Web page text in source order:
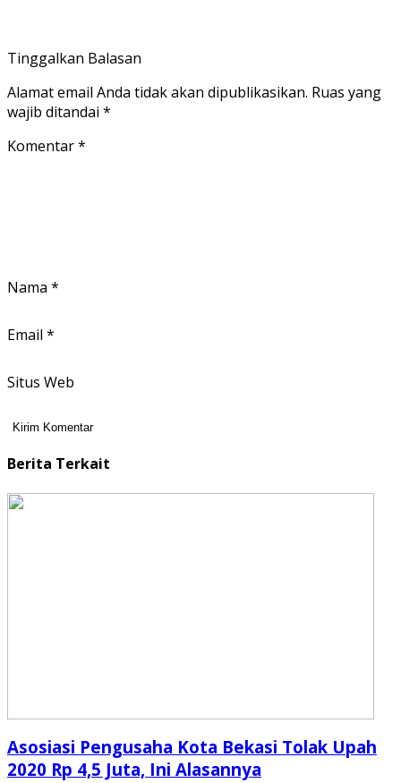
Tinggalkan Balasan
Alamat email Anda tidak akan dipublikasikan. Ruas yang
wajib ditandai *
Komentar*
Nama *
Email *
Situs Web
Berita Terkait
Asosiasi Pengusaha Kota Bekasi Tolak Upah
2020 Rp 4,5 Juta, Ini Alasannya